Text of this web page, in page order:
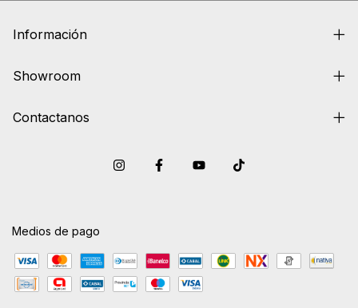
Información
Showroom
Contactanos
Medios de pago